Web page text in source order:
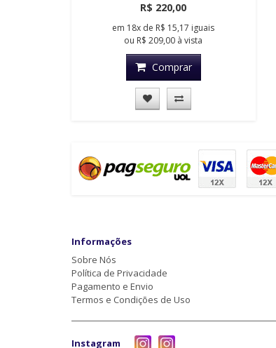
R$ 220,00
em 18x de R$ 15,17 iguais
ou R$ 209,00 à vista
Comprar
Informações
Sobre Nós
Política de Privacidade
Pagamento e Envio
Termos e Condições de Uso
Instagram